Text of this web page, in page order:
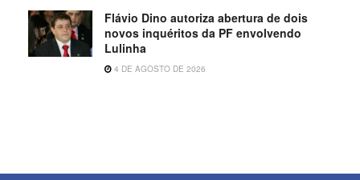
Flávio Dino autoriza abertura de dois
novos inquéritos da PF envolvendo
Lulinha
4 DE AGOSTO DE 2026